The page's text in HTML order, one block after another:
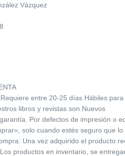
Vázquez
entre 20-25 días Hábiles para
libros y revistas son Nuevos
Por defectos de impresión o
solo cuando estés seguro que
Una vez adquirido el producto
productos en inventario, se